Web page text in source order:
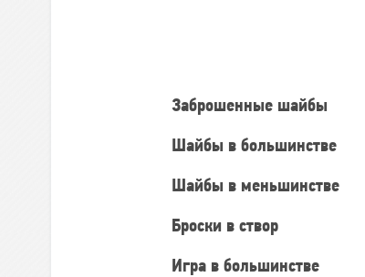
Заброшенные шайбы
Шайбы в большинстве
Шайбы в меньшинстве
Броски в створ
Игра в большинстве